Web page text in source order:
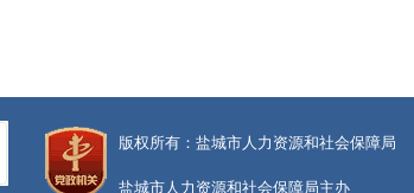
版权所有：盐城市人力资源和社会保障局
盐城市人力资源和社会保障局主办